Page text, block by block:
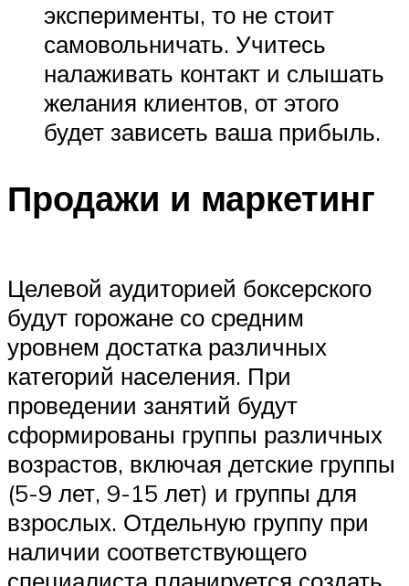
эксперименты, то не стоит
самовольничать. Учитесь
налаживать контакт и слышать
желания клиентов, от этого
будет зависеть ваша прибыль.
Продажи и маркетинг
Целевой аудиторией боксерского
будут горожане со средним
уровнем достатка различных
категорий населения. При
проведении занятий будут
сформированы группы различных
возрастов, включая детские группы
(5-9 лет, 9-15 лет) и группы для
взрослых. Отдельную группу при
наличии соответствующего
специалиста планируется создать